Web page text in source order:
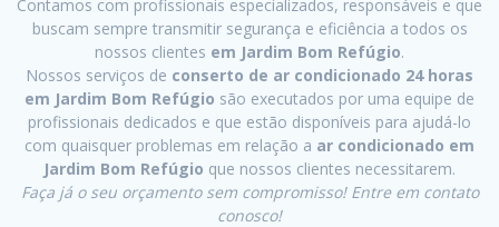
Contamos com profissionais especializados, responsáveis e que
buscam sempre transmitir segurança e eficiência a todos os
nossos clientes em Jardim Bom Refúgio.
Nossos serviços de conserto de ar condicionado 24 horas
em Jardim Bom Refúgio são executados por uma equipe de
profissionais dedicados e que estão disponíveis para ajudá-lo
com quaisquer problemas em relação a ar condicionado em
Jardim Bom Refúgio que nossos clientes necessitarem.
Faça já o seu orçamento sem compromisso! Entre em contato
conosco!